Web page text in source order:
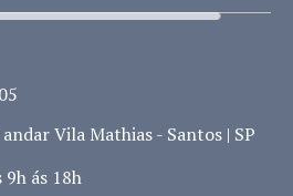
Vila Mathias - Santos | SP
9h ás 18h